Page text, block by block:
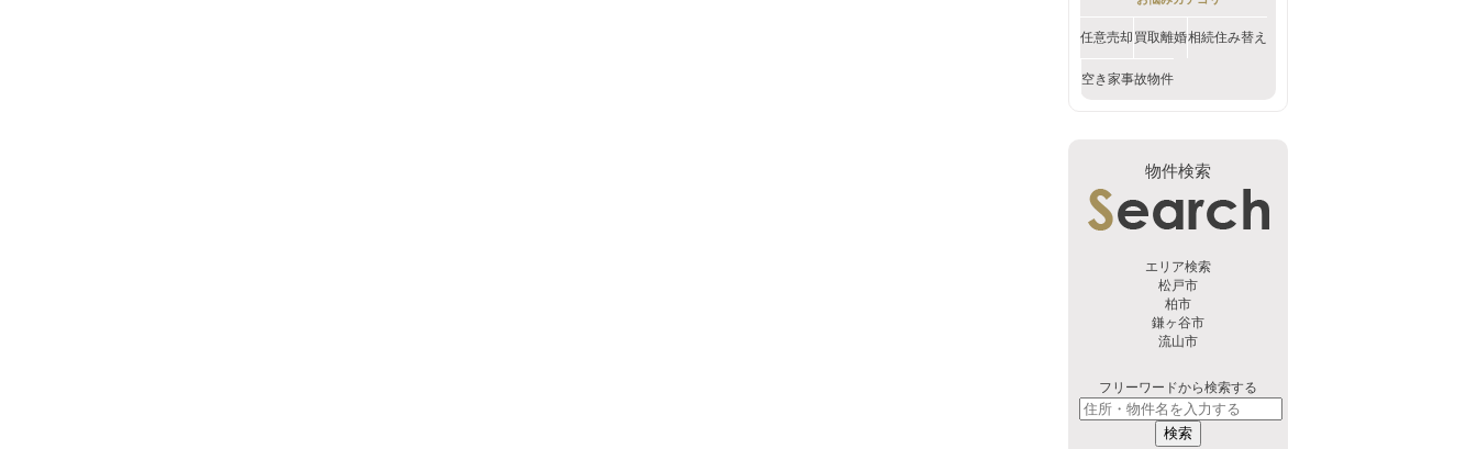
任意売却 買取離婚相続住み替え
空き家事故物件
物件検索
エリア検索
松戸市
柏市
鎌ヶ谷市
流山市
フリーワードから検索する
検索